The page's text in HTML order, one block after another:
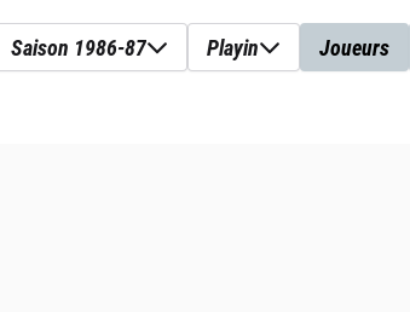
Saison 1986-87 Playin Joueurs